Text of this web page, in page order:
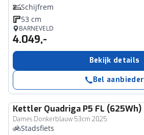
Schijfrem
53 cm
BARNEVELD
4.049,-
Bekijk details
Bel aanbieder
Kettler Quadriga P5 FL (625Wh)
Dames Donkerblauw 53cm 2025
Stadsfiets